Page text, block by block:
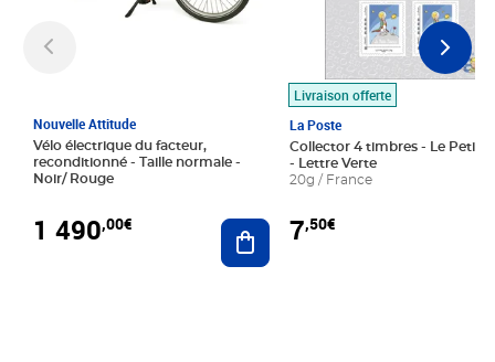
Nouvelle Attitude
Vélo électrique du facteur,
reconditionné - Taille normale -
Noir/ Rouge
1 490,00€ Ajouter au panier
Livraison offerte
La Poste
Collector 4 timbres - Le Petit
- Lettre Verte
20g / France
7,50€